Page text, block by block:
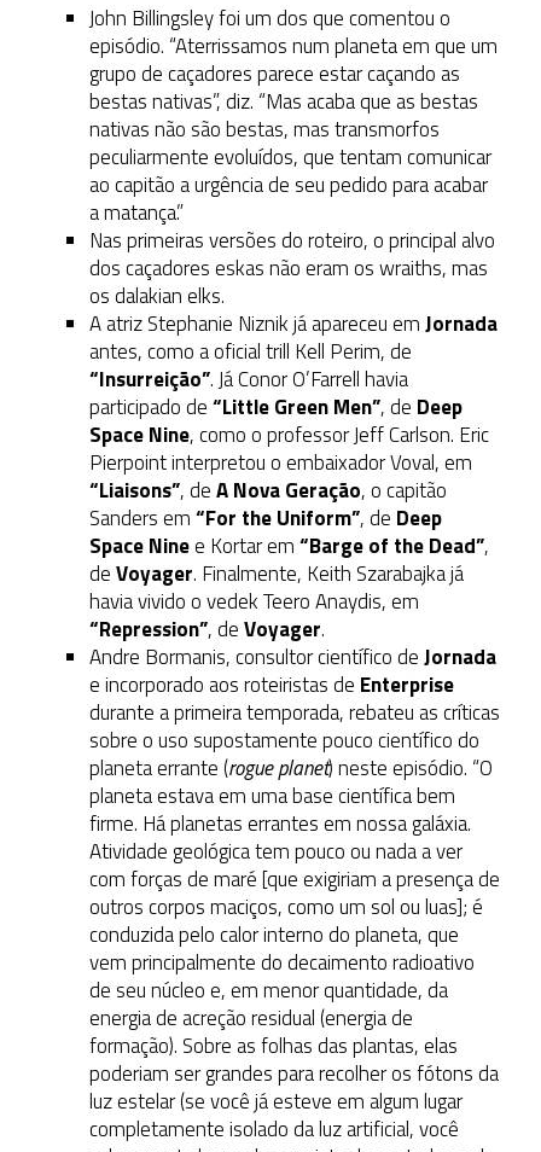
John Billingsley foi um dos que comentou o
episódio. “Aterrissamos num planeta em que um
grupo de caçadores parece estar caçando as
bestas nativas”, diz. “Mas acaba que as bestas
nativas não são bestas, mas transmorfos
peculiarmente evoluídos, que tentam comunicar
ao capitão a urgência de seu pedido para acabar
a matança.”
Nas primeiras versões do roteiro, o principal alvo
dos caçadores eskas não eram os wraiths, mas
os dalakian elks.
A atriz Stephanie Niznik já apareceu emJornada
antes, como a oficial trill Kell Perim, de
“Insurreição”. Já Conor O’Farrell havia
participado de“Little Green Men”, de Deep
Space Nine, como o professor Jeff Carlson. Eric
Pierpoint interpretou o embaixador Voval, em
“Liaisons”, deA Nova Geração, o capitão
Sanders em“For the Uniform”, de Deep
Space Ninee Kortar em“Barge of the Dead”,
deVoyager. Finalmente, Keith Szarabajka já
havia vivido o vedek Teero Anaydis, em
“Repression”, deVoyager.
Andre Bormanis, consultor científico deJornada
e incorporado aos roteiristas de Enterprise
durante a primeira temporada, rebateu as críticas
sobre o uso supostamente pouco científico do
planeta errante (rogue planet) neste episódio. “O
planeta estava em uma base científica bem
firme. Há planetas errantes em nossa galáxia.
Atividade geológica tem pouco ou nada a ver
com forças de maré [que exigiriam a presença de
outros corpos maciços, como um sol ou luas]; é
conduzida pelo calor interno do planeta, que
vem principalmente do decaimento radioativo
de seu núcleo e, em menor quantidade, da
energia de acreção residual (energia de
formação). Sobre as folhas das plantas, elas
poderiam ser grandes para recolher os fótons da
luz estelar (se você já esteve em algum lugar
completamente isolado da luz artificial, você